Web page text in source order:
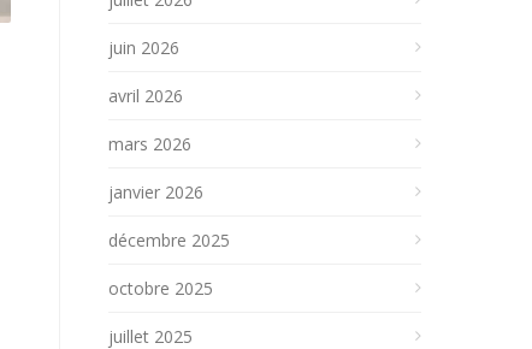
juin 2026
avril 2026
mars 2026
janvier 2026
décembre 2025
octobre 2025
juillet 2025